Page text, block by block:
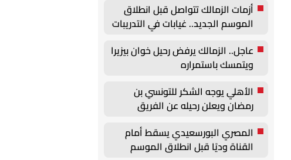
أزمات الزمالك تتواصل قبل انطلاق
الموسم الجديد.. غيابات في التدريبات
عاجل.. الزمالك يرفض رحيل خوان بيزيرا
ويتمسك باستمراره
الأهلي يوجه الشكر للتونسي بن
رمضان ويعلن رحيله عن الفريق
المصري البورسعيدي يسقط أمام
القناة وديًا قبل انطلاق الموسم